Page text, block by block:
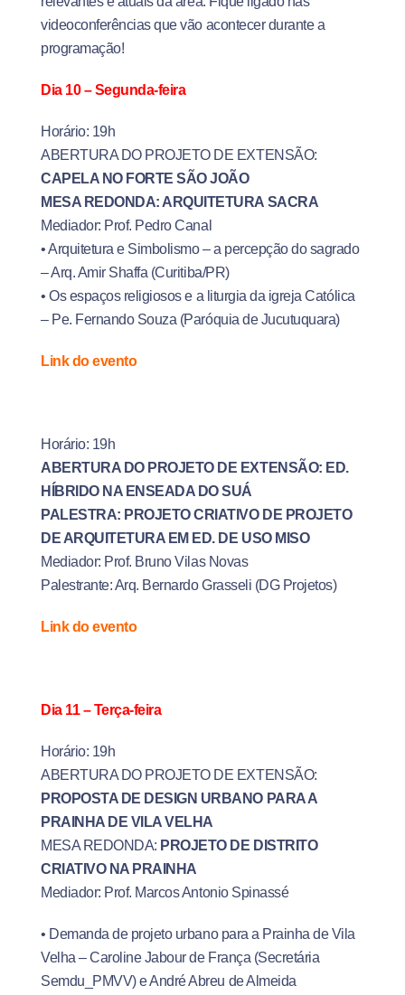
videoconferências que vão acontecer durante a
programação!
Dia 10 – Segunda-feira
Horário: 19h
ABERTURA DO PROJETO DE EXTENSÃO:
CAPELA NO FORTE SÃO JOÃO
MESA REDONDA: ARQUITETURA SACRA
Mediador: Prof. Pedro Canal
• Arquitetura e Simbolismo – a percepção do sagrado
– Arq. Amir Shaffa (Curitiba/PR)
• Os espaços religiosos e a liturgia da igreja Católica
– Pe. Fernando Souza (Paróquia de Jucutuquara)
Link do evento
Horário: 19h
ABERTURA DO PROJETO DE EXTENSÃO: ED.
HÍBRIDO NA ENSEADA DO SUÁ
PALESTRA: PROJETO CRIATIVO DE PROJETO
DE ARQUITETURA EM ED. DE USO MISO
Mediador: Prof. Bruno Vilas Novas
Palestrante: Arq. Bernardo Grasseli (DG Projetos)
Link do evento
Dia 11 – Terça-feira
Horário: 19h
ABERTURA DO PROJETO DE EXTENSÃO:
PROPOSTA DE DESIGN URBANO PARA A
PRAINHA DE VILA VELHA
MESA REDONDA: PROJETO DE DISTRITO
CRIATIVO NA PRAINHA
Mediador: Prof. Marcos Antonio Spinassé
• Demanda de projeto urbano para a Prainha de Vila
Velha – Caroline Jabour de França (Secretária
Semdu_PMVV) e André Abreu de Almeida